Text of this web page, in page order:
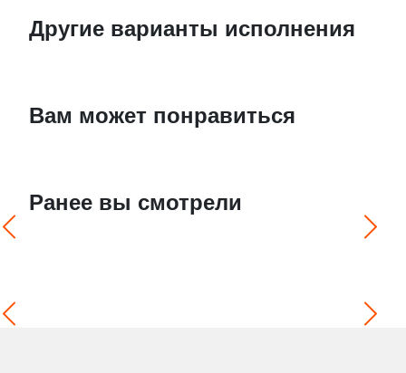
Другие варианты исполнения
Вам может понравиться
Ранее вы смотрели